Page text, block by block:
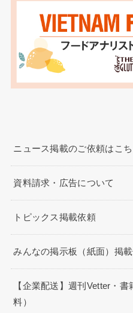
ニュース掲載のご依頼はこち
資料請求・広告について
トピックス掲載依頼
みんなの掲示板（紙面）掲
【企業配送】週刊Vetter・
料）